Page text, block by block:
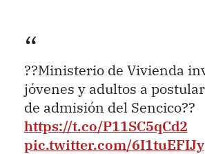
??Ministerio de Vivienda
jóvenes y adultos a
de admisión del Sencico??
https://t.co/P11SC5qCd2
pic.twitter.com/6I1tuEFIJy